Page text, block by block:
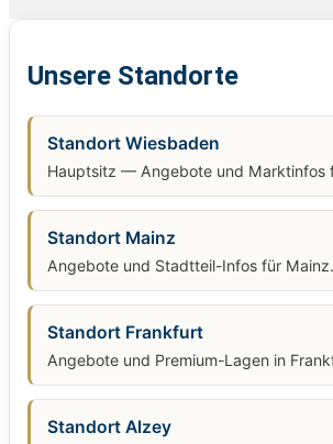
Unsere Standorte
Standort Wiesbaden
Hauptsitz — Angebote und Marktinfos
Standort Mainz
Angebote und Stadtteil-Infos für Mainz.
Standort Frankfurt
Angebote und Premium-Lagen in
Standort Alzey